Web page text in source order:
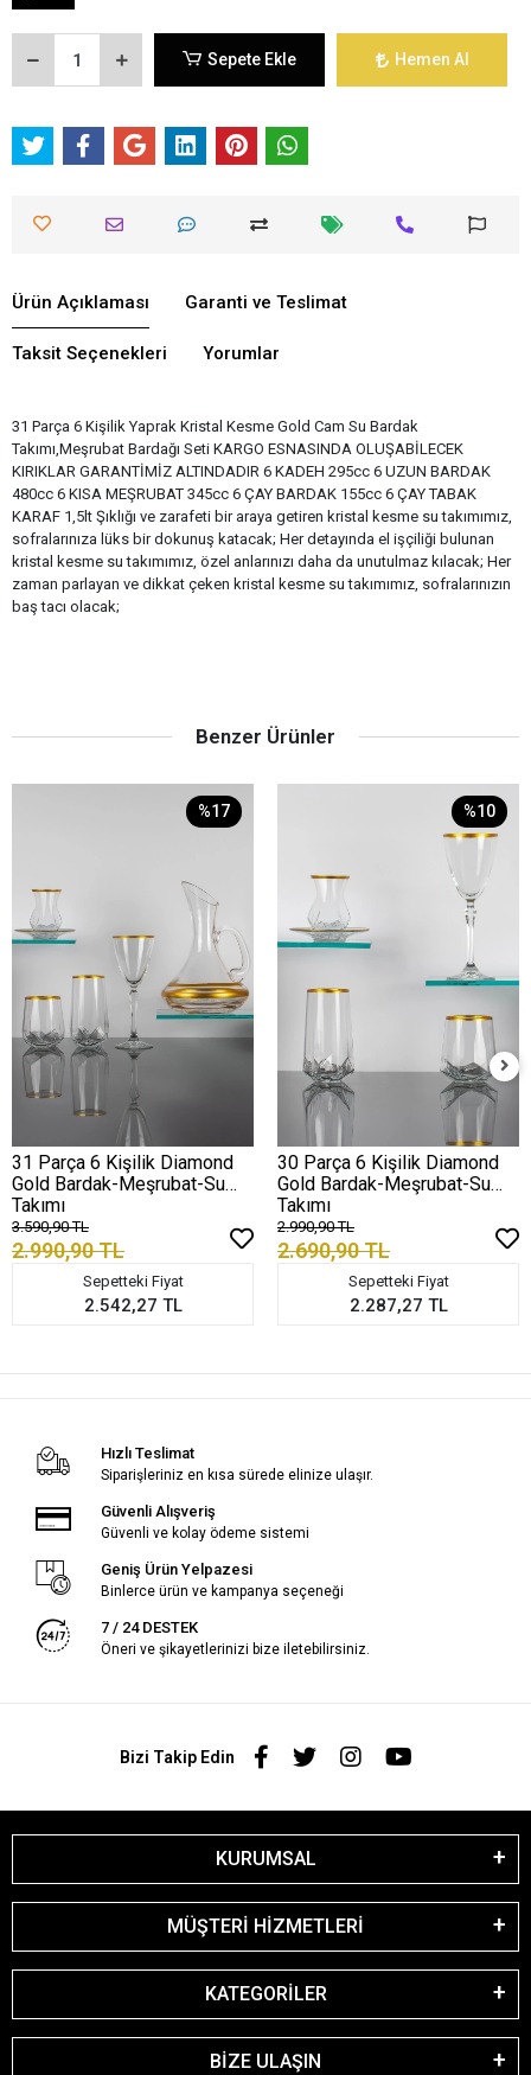
Sepete Ekle Hemen Al
Ürün Açıklaması Garanti ve Teslimat
Taksit Seçenekleri Yorumlar
31 Parça 6 Kişilik Yaprak Kristal Kesme Gold Cam Su Bardak
Takımı,Meşrubat Bardağı Seti KARGO ESNASINDA OLUŞABİLECEK
KIRIKLAR GARANTİMİZ ALTINDADIR 6 KADEH 295cc 6 UZUN BARDAK
480cc 6 KISA MEŞRUBAT 345cc 6 ÇAY BARDAK 155cc 6 ÇAY TABAK
KARAF 1,5lt Şıklığı ve zarafeti bir araya getiren kristal kesme su takımımız,
sofralarınıza lüks bir dokunuş katacak; Her detayında el işçiliği bulunan
kristal kesme su takımımız, özel anlarınızı daha da unutulmaz kılacak; Her
zaman parlayan ve dikkat çeken kristal kesme su takımımız, sofralarınızın
baş tacı olacak;
Benzer Ürünler
%17
31 Parça 6 Kişilik Diamond
Gold Bardak-Meşrubat-Su
Takımı
3.590,90 TL
2.990,90 TL
Sepetteki Fiyat
2.542,27 TL
%10
30 Parça 6 Kişilik Diamond
Gold Bardak-Meşrubat-Su
Takımı
2.990,90 TL
2.690,90 TL
Sepetteki Fiyat
2.287,27 TL
Hızlı Teslimat
Siparişleriniz en kısa sürede elinize ulaşır.
Güvenli Alışveriş
Güvenli ve kolay ödeme sistemi
Geniş Ürün Yelpazesi
Binlerce ürün ve kampanya seçeneği
7 / 24 DESTEK
Öneri ve şikayetlerinizi bize iletebilirsiniz.
Bizi Takip Edin
KURUMSAL
MÜŞTERİ HİZMETLERİ
KATEGORİLER
BİZE ULAŞIN